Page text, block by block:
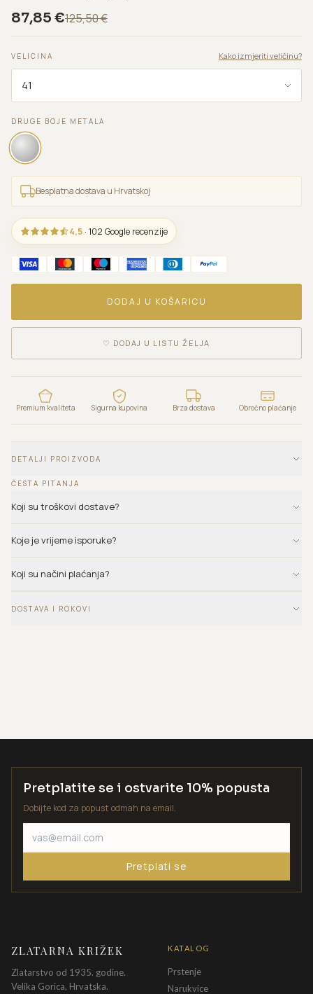
87,85 €125,50€
VELICINA Kako izmjeriti veličinu?
DRUGE BOJE METALA
Besplatna dostava u Hrvatskoj
4,5 · 102 Google recenzije
DODAJ U KOŠARICU
♡ DODAJ U LISTU ŽELJA
Premium kvaliteta Sigurna kupovina Brza dostava Obročno plaćanje
DETALJI PROIZVODA
ČESTA PITANJA
Koji su troškovi dostave?
Koje je vrijeme isporuke?
Koji su načini plaćanja?
DOSTAVA I ROKOVI
Pretplatite se i ostvarite 10% popusta
Dobijte kod za popust odmah na email.
Pretplati se
ZLATARNA KRIŽEK
Zlatarstvo od 1935. godine.
Velika Gorica, Hrvatska.
KATALOG
Prstenje
Narukvice